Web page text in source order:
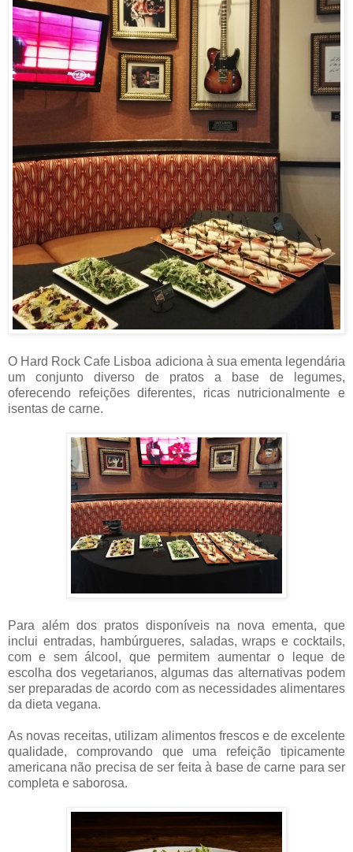
O Hard Rock Cafe Lisboa adiciona à sua ementa legendária
um conjunto diverso de pratos a base de legumes,
oferecendo refeições diferentes, ricas nutricionalmente e
isentas de carne.
Para além dos pratos disponíveis na nova ementa, que
inclui entradas, hambúrgueres, saladas, wraps e cocktails,
com e sem álcool, que permitem aumentar o leque de
escolha dos vegetarianos, algumas das alternativas podem
ser preparadas de acordo com as necessidades alimentares
da dieta vegana.
As novas receitas, utilizam alimentos frescos e de excelente
qualidade, comprovando que uma refeição tipicamente
americana não precisa de ser feita à base de carne para ser
completa e saborosa.